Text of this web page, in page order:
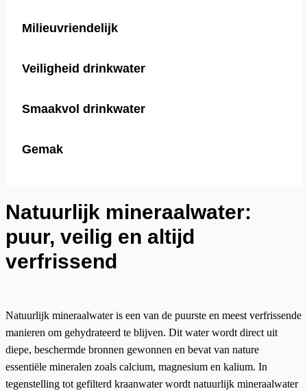
Milieuvriendelijk
Veiligheid drinkwater
Smaakvol drinkwater
Gemak
Natuurlijk mineraalwater:
puur, veilig en altijd
verfrissend
Natuurlijk mineraalwater is een van de puurste en meest verfrissende
manieren om gehydrateerd te blijven. Dit water wordt direct uit
diepe, beschermde bronnen gewonnen en bevat van nature
essentiële mineralen zoals calcium, magnesium en kalium. In
tegenstelling tot gefilterd kraanwater wordt natuurlijk mineraalwater